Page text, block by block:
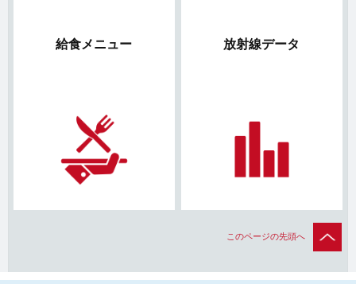
給食メニュー 放射線データ
このページの先頭へ